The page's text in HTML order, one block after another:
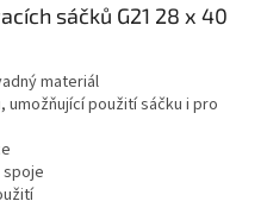
sáčků G21 28 x 40
materiál
použití sáčku i pro